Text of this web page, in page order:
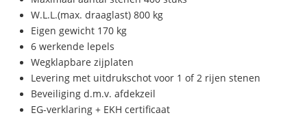
W.L.L.(max. draaglast) 800 kg
Eigen gewicht 170 kg
6 werkende lepels
Wegklapbare zijplaten
Levering met uitdrukschot voor 1 of 2 rijen stenen
Beveiliging d.m.v. afdekzeil
EG-verklaring + EKH certificaat